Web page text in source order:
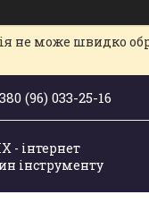
не може швидко
(96) 033-25-16
- інтернет
інструменту